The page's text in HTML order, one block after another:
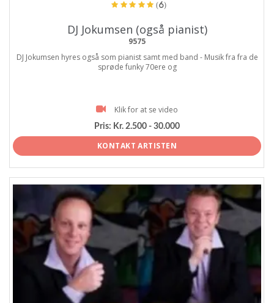
(6)
DJ Jokumsen (også pianist)
9575
DJ Jokumsen hyres også som pianist samt med band - Musik fra fra de
sprøde funky 70ere og
Klik for at se video
Pris: Kr. 2.500 - 30.000
KONTAKT ARTISTEN